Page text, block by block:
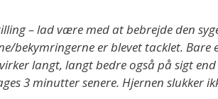
– lad være med at bebrejde den
bekymringerne er blevet tacklet. Bare
langt, langt bedre også på sigt
3 minutter senere. Hjernen slukker